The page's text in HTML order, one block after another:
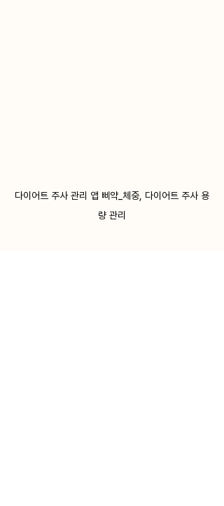
다이어트 주사 관리 앱 삐약_체중, 다이어트 주사 용
량 관리